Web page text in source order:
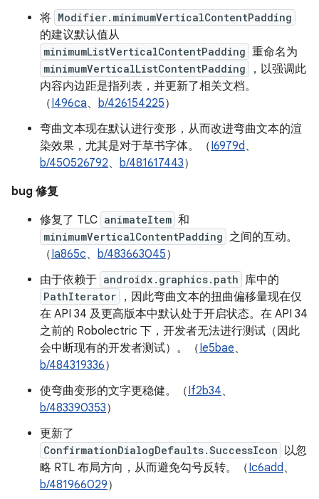
将 Modifier.minimumVerticalContentPadding
的建议默认值从
minimumListVerticalContentPadding 重命名为
minimumVerticalListContentPadding
，以强调此
内容内边距是指列表，并更新了相关文档。
（I496ca、 b/426154225）
弯曲文本现在默认进行变形，从而改进弯曲文本的渲
染效果，尤其是对于草书字体。（I6979d、
b/450526792、 b/481617443）
bug 修复
修复了 TLC animateItem 和
minimumVerticalContentPadding 之间的互动。
（Ia865c、 b/483663045）
由于依赖于 androidx.graphics.path 库中的
PathIterator
，因此弯曲文本的扭曲偏移量现在仅
在 API 34 及更高版本中默认处于开启状态。在 API 34
之前的 Robolectric 下，开发者无法进行测试（因此
会中断现有的开发者测试）。（Ie5bae、
b/484319336）
使弯曲变形的文字更稳健。（If2b34、
b/483390353）
更新了
ConfirmationDialogDefaults.SuccessIcon 以忽
略 RTL 布局方向，从而避免勾号反转。（Ic6add、
b/481966029）